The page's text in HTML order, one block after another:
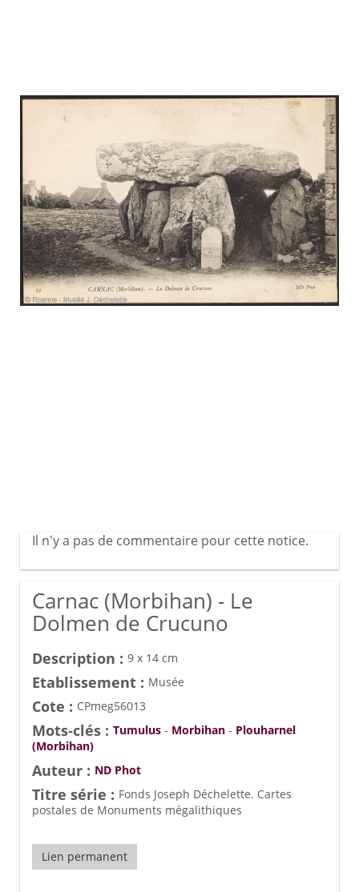
Il n'y a pas de commentaire pour cette notice.
Carnac (Morbihan) - Le
Dolmen de Crucuno
Description : 9 x 14 cm
Etablissement : Musée
Cote : CPmeg56013
Mots-clés : Tumulus - Morbihan - Plouharnel
(Morbihan)
Auteur : ND Phot
Titre série : Fonds Joseph Déchelette. Cartes
postales de Monuments mégalithiques
Lien permanent